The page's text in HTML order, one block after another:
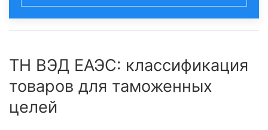
ТН ВЭД ЕАЭС: классификация
товаров для таможенных
целей